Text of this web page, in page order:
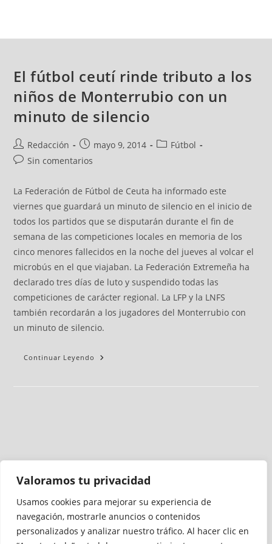
Valoramos tu privacidad
Usamos cookies para mejorar su experiencia de
navegación, mostrarle anuncios o contenidos
personalizados y analizar nuestro tráfico. Al hacer clic en
El fútbol ceutí rinde tributo a los
niños de Monterrubio con un
minuto de silencio
Redacción mayo 9, 2014
Fútbol
Sin comentarios
La Federación de Fútbol de Ceuta ha informado este
viernes que guardará un minuto de silencio en el inicio de
todos los partidos que se disputarán durante el fin de
semana de las competiciones locales en memoria de los
cinco menores fallecidos en la noche del jueves al volcar el
microbús en el que viajaban. La Federación Extremeña ha
declarado tres días de luto y suspendido todas las
competiciones de carácter regional. La LFP y la LNFS
también recordarán a los jugadores del Monterrubio con
un minuto de silencio.
Continuar Leyendo
Medio auditado por